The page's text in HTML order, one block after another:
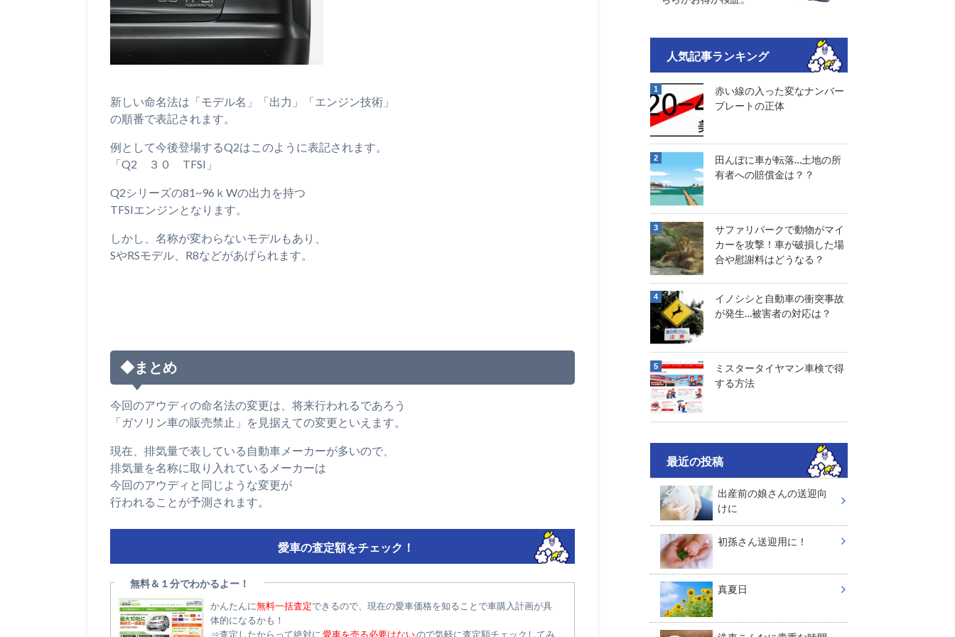
新しい命名法は「モデル名」「出力」「エンジン技術」
の順番で表記されます。
例として今後登場するQ2はこのように表記されます。
「Q2 ３０ TFSI」
Q2シリーズの81~96ｋWの出力を持つ
TFSIエンジンとなります。
しかし、名称が変わらないモデルもあり、
SやRSモデル、R8などがあげられます。
◆まとめ
今回のアウディの命名法の変更は、将来行われるであろう
「ガソリン車の販売禁止」を見据えての変更といえます。
現在、排気量で表している自動車メーカーが多いので、
排気量を名称に取り入れているメーカーは
今回のアウディと同じような変更が
行われることが予測されます。
愛車の査定額をチェック！
無料＆１分でわかるよー！
かんたんに無料一括査定できるので、現在の愛車価格を知ることで車購入計画が具
体的になるかも！
⇒査定したからって絶対に 愛車を売る必要はないので気軽に査定額チェックしてみ
人気記事ランキング
赤い線の入った変なナンバー
プレートの正体
田んぼに車が転落…土地の所
有者への賠償金は？？
サファリパークで動物がマイ
カーを攻撃！車が破損した場
合や慰謝料はどうなる？
イノシシと自動車の衝突事故
が発生…被害者の対応は？
ミスタータイヤマン車検で得
する方法
最近の投稿
出産前の娘さんの送迎向
けに
初孫さん送迎用に！
真夏日